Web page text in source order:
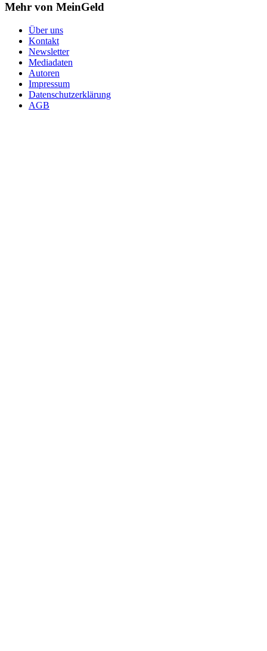
Mehr von MeinGeld
Über uns
Kontakt
Newsletter
Mediadaten
Autoren
Impressum
Datenschutzerklärung
AGB